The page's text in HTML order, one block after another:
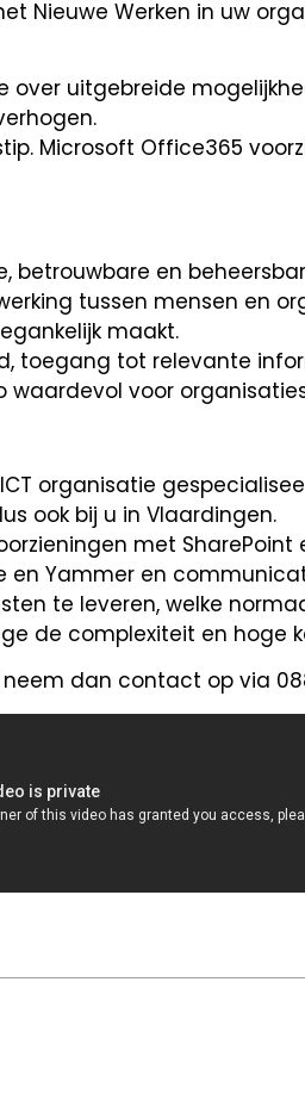
Nieuwe Werken in uw
over uitgebreide
Microsoft Office365
betrouwbare en
tussen mensen en
maakt.
toegang tot relevante
waardevol voor
organisatie
ook bij u in Vlaardingen.
met SharePoint
en Yammer en
te leveren, welke
de complexiteit en hoge
dan contact op via